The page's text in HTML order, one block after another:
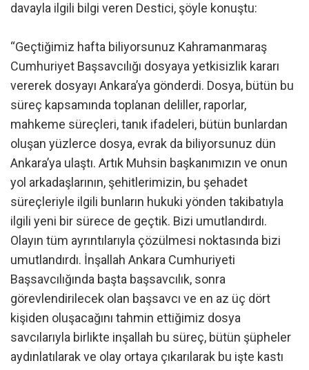
davayla ilgili bilgi veren Destici, şöyle konuştu:
“Geçtiğimiz hafta biliyorsunuz Kahramanmaraş
Cumhuriyet Başsavcılığı dosyaya yetkisizlik kararı
vererek dosyayı Ankara’ya gönderdi. Dosya, bütün bu
süreç kapsamında toplanan deliller, raporlar,
mahkeme süreçleri, tanık ifadeleri, bütün bunlardan
oluşan yüzlerce dosya, evrak da biliyorsunuz dün
Ankara’ya ulaştı. Artık Muhsin başkanımızın ve onun
yol arkadaşlarının, şehitlerimizin, bu şehadet
süreçleriyle ilgili bunların hukuki yönden takibatıyla
ilgili yeni bir sürece de geçtik. Bizi umutlandırdı.
Olayın tüm ayrıntılarıyla çözülmesi noktasında bizi
umutlandırdı. İnşallah Ankara Cumhuriyeti
Başsavcılığında başta başsavcılık, sonra
görevlendirilecek olan başsavcı ve en az üç dört
kişiden oluşacağını tahmin ettiğimiz dosya
savcılarıyla birlikte inşallah bu süreç, bütün şüpheler
aydınlatılarak ve olay ortaya çıkarılarak bu işte kastı